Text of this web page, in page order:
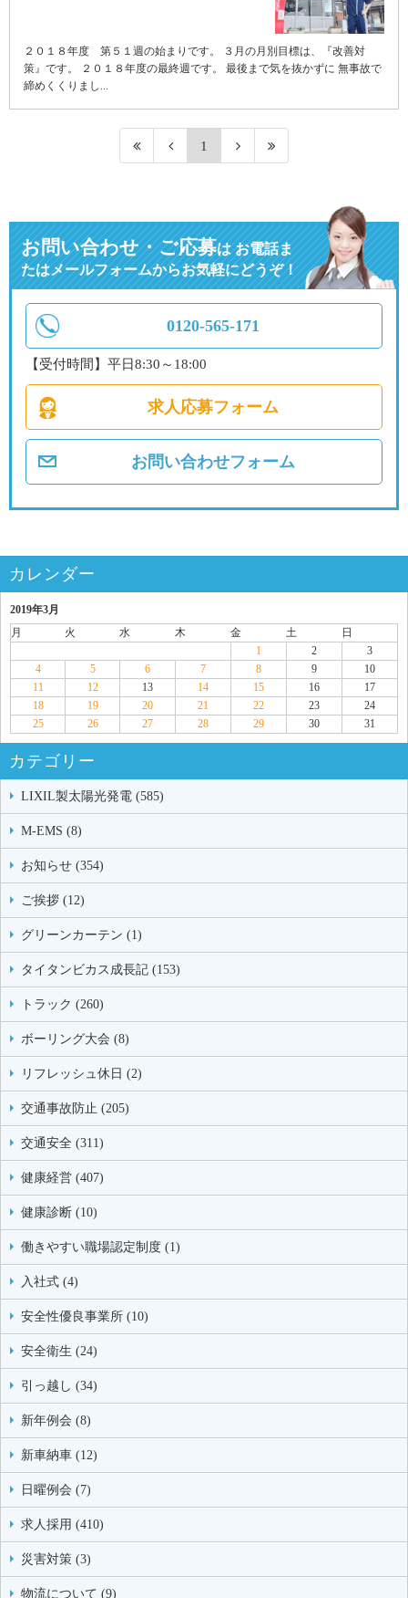
２０１８年度 第５１週の始まりです。 ３月の月別目標は、『改善対
策』です。 ２０１８年度の最終週です。 最後まで気を抜かずに 無事故で
締めくくりまし...
1
お問い合わせ・ご応募はお電話ま
たはメールフォームからお気軽にどうぞ！
0120-565-171
【受付時間】平日8:30～18:00
求人応募フォーム
お問い合わせフォーム
カレンダー
2019年3月
月
火 水 木 金 土
日
1
2
3
4
5 6 7 8 9
10
11
12 13 14 15 16
17
18
19 20 21 22 23
24
25
26 27 28 29 30 31
カテゴリー
LIXIL製太陽光発電 (585)
M-EMS (8)
お知らせ (354)
ご挨拶 (12)
グリーンカーテン (1)
タイタンビカス成長記 (153)
トラック (260)
ボーリング大会 (8)
リフレッシュ休日 (2)
交通事故防止 (205)
交通安全 (311)
健康経営 (407)
健康診断 (10)
働きやすい職場認定制度 (1)
入社式 (4)
安全性優良事業所 (10)
安全衛生 (24)
引っ越し (34)
新年例会 (8)
新車納車 (12)
日曜例会 (7)
求人採用 (410)
災害対策 (3)
物流について (9)